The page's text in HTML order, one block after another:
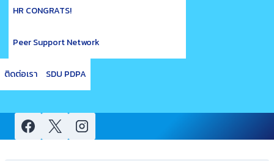
HR CONGRATS!
Peer Support Network
ติดต่อเรา SDU PDPA